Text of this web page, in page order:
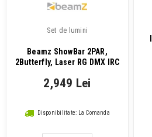
Set de lumini
Beamz ShowBar 2PAR,
2Butterfly, Laser RG DMX IRC
2,949 Lei
Disponibilitate: La Comanda